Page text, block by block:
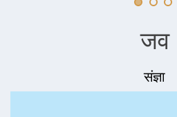
जव
संज्ञा